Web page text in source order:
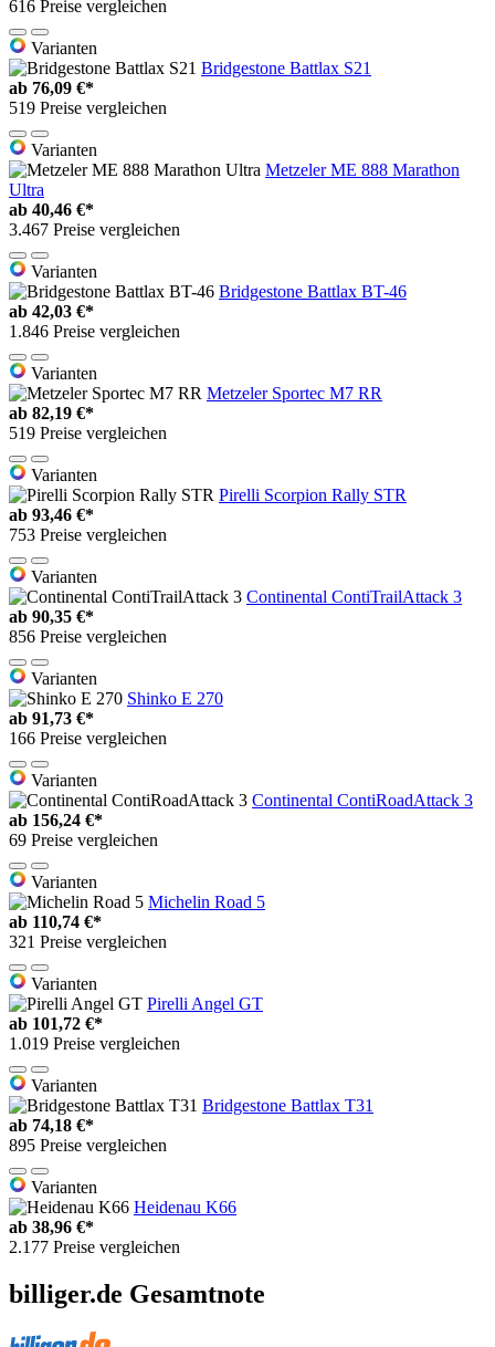
616 Preise vergleichen
Varianten
Bridgestone Battlax S21
ab 76,09 €*
519 Preise vergleichen
Varianten
Metzeler ME 888 Marathon
Ultra
ab 40,46 €*
3.467 Preise vergleichen
Varianten
Bridgestone Battlax BT-46
ab 42,03 €*
1.846 Preise vergleichen
Varianten
Metzeler Sportec M7 RR
ab 82,19 €*
519 Preise vergleichen
Varianten
Pirelli Scorpion Rally STR
ab 93,46 €*
753 Preise vergleichen
Varianten
Continental ContiTrailAttack 3
ab 90,35 €*
856 Preise vergleichen
Varianten
Shinko E 270
ab 91,73 €*
166 Preise vergleichen
Varianten
Continental ContiRoadAttack 3
ab 156,24 €*
69 Preise vergleichen
Varianten
Michelin Road 5
ab 110,74 €*
321 Preise vergleichen
Varianten
Pirelli Angel GT
ab 101,72 €*
1.019 Preise vergleichen
Varianten
Bridgestone Battlax T31
ab 74,18 €*
895 Preise vergleichen
Varianten
Heidenau K66
ab 38,96 €*
2.177 Preise vergleichen
billiger.de Gesamtnote